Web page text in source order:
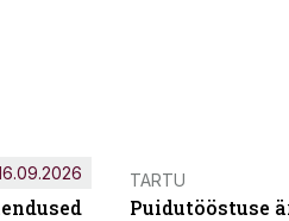
TARTU
Puidutööstuse